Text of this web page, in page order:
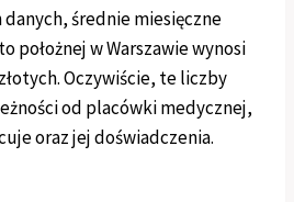
danych, średnie miesięczne
położnej w Warszawie wynosi
Oczywiście, te liczby
od placówki medycznej,
oraz jej doświadczenia.